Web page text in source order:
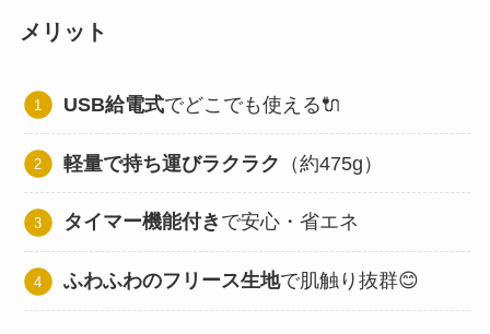
メリット
USB給電式でどこでも使える🔌
軽量で持ち運びラクラク （約475g）
タイマー機能付き で安心・省エネ
ふわふわのフリース生地で肌触り抜群😊